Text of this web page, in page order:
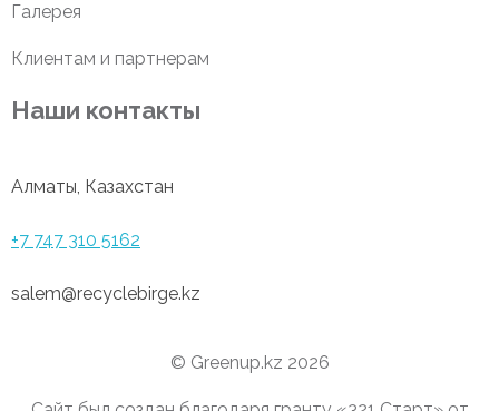
Галерея
Клиентам и партнерам
Наши контакты
Алматы, Казахстан
+7 747 310 5162
salem@recyclebirge.kz
© Greenup.kz 2026